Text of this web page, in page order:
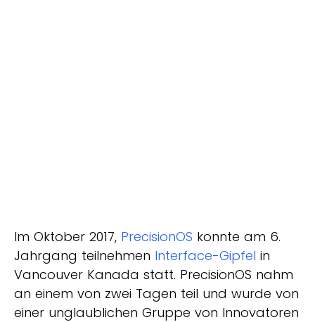
Im Oktober 2017, PrecisionOS konnte am 6.
Jahrgang teilnehmen Interface-Gipfel in
Vancouver Kanada statt. PrecisionOS nahm
an einem von zwei Tagen teil und wurde von
einer unglaublichen Gruppe von Innovatoren